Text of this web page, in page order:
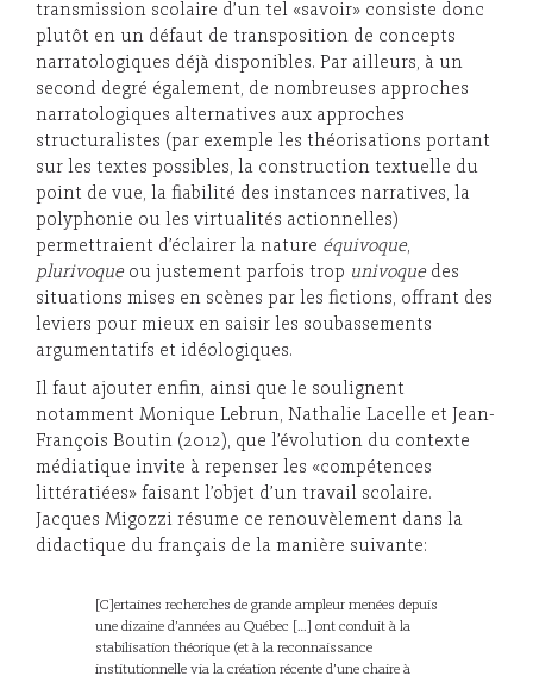
transmission scolaire d’un tel «savoir» consiste donc
plutôt en un défaut de transposition de concepts
narratologiques déjà disponibles. Par ailleurs, à un
second degré également, de nombreuses approches
narratologiques alternatives aux approches
structuralistes (par exemple les théorisations portant
sur les textes possibles, la construction textuelle du
point de vue, la fiabilité des instances narratives, la
polyphonie ou les virtualités actionnelles)
permettraient d’éclairer la nature équivoque,
plurivoqueou justement parfois trop univoquedes
situations mises en scènes par les fictions, offrant des
leviers pour mieux en saisir les soubassements
argumentatifs et idéologiques.
Il faut ajouter enfin, ainsi que le soulignent
notamment Monique Lebrun, Nathalie Lacelle et Jean-
François Boutin (2012), que l’évolution du contexte
médiatique invite à repenser les «compétences
littératiées» faisant l’objet d’un travail scolaire.
Jacques Migozzi résume ce renouvèlement dans la
didactique du français de la manière suivante:
[C]ertaines recherches de grande ampleur menées depuis
une dizaine d’années au Québec […] ont conduit à la
stabilisation théorique (et à la reconnaissance
institutionnelle via la création récente d’une chaire à